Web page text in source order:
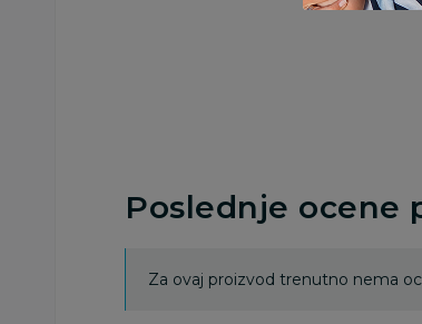
Poslednje ocene
Za ovaj proizvod trenutno nema